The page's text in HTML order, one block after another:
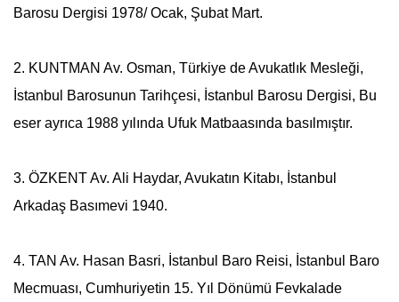
Barosu Dergisi 1978/ Ocak, Şubat Mart.
2. KUNTMAN Av. Osman, Türkiye de Avukatlık Mesleği,
İstanbul Barosunun Tarihçesi, İstanbul Barosu Dergisi, Bu
eser ayrıca 1988 yılında Ufuk Matbaasında basılmıştır.
3. ÖZKENT Av. Ali Haydar, Avukatın Kitabı, İstanbul
Arkadaş Basımevi 1940.
4. TAN Av. Hasan Basri, İstanbul Baro Reisi, İstanbul Baro
Mecmuası, Cumhuriyetin 15. Yıl Dönümü Fevkalade